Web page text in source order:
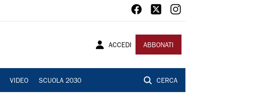
ACCEDI ABBONATI
VIDEO SCUOLA 2030 CERCA